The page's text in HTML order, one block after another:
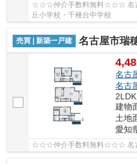
☆☆☆仲介手数料無料☆☆☆ 名古
丘小学校・千種台中学校
売買 | 新築一戸建 名古屋市瑞穂区田光町3
名古
名古
2LDK
建物
土地
愛知
☆☆☆仲介手数料無料☆☆☆ 名古